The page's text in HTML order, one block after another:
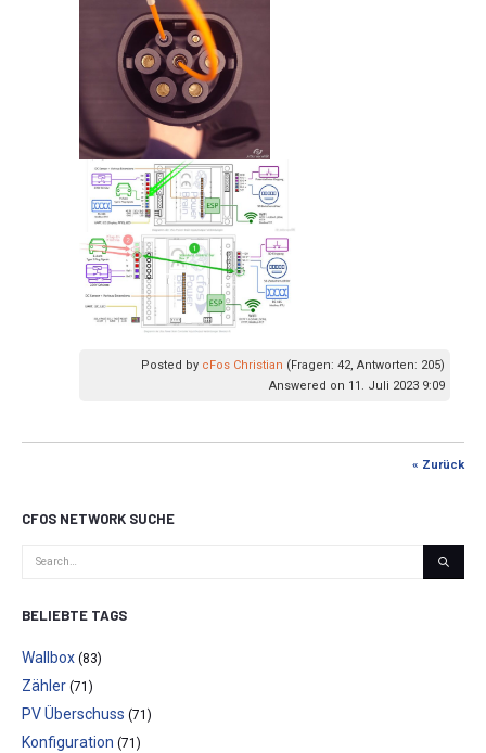
Posted by cFos Christian (Fragen: 42, Antworten: 205)
Answered on 11. Juli 2023 9:09
« Zurück
CFOS NETWORK SUCHE
BELIEBTE TAGS
Wallbox (83)
Zähler (71)
PV Überschuss (71)
Konfiguration (71)